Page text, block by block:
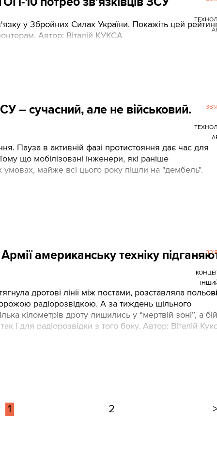
у Збройних Силах України. Покажіть цей
Автор: Віталій КУКСА
– сучасний, але не військовий.
Пауза в активній фазі протистояння дає час для
що мобілізовані інженери, які раніше
майже всі цього року пішли на "дембель".
американську техніку
дротові лінії між постами, розставляла польові
радіорозвідкою. А за тиждень щільного
кілометрів дроту лишились у “мертвій зоні”, а
і для радіорозвідки з того боку. Автор: Віталій
1 2